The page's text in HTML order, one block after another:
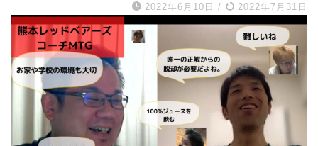
2022年6月10日 / 2022年7月31日